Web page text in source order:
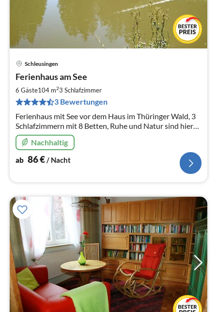
Schleusingen
Ferienhaus am See
6 Gäste104 m23 Schlafzimmer
3 Bewertungen
Ferienhaus mit See vor dem Haus im Thüringer Wald, 3
Schlafzimmern mit 8 Betten, Ruhe und Natur sind hier
endlos ,Sauna , Haustiere sind wilkommen .Es kann
geangelt werden.
Nachhaltig
ab 86€/ Nacht